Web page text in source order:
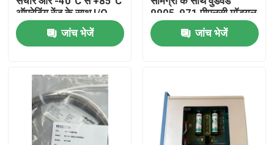
उत्पाद
वीडियो
ऑपरेटिंग रेंज के साथ I/O
मॉड्यूल
जांच भेजें
9905-971 पीएलसी मॉड्यूल
जांच भेजें